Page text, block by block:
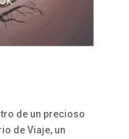
de un precioso
de Viaje, un